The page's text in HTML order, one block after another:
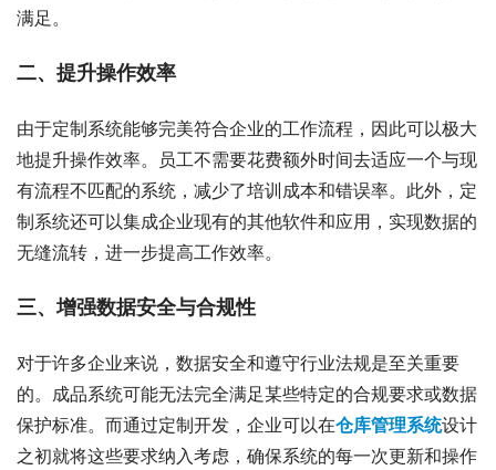
满足。
二、提升操作效率
由于定制系统能够完美符合企业的工作流程，因此可以极大
地提升操作效率。员工不需要花费额外时间去适应一个与现
有流程不匹配的系统，减少了培训成本和错误率。此外，定
制系统还可以集成企业现有的其他软件和应用，实现数据的
无缝流转，进一步提高工作效率。
三、增强数据安全与合规性
对于许多企业来说，数据安全和遵守行业法规是至关重要
的。成品系统可能无法完全满足某些特定的合规要求或数据
保护标准。而通过定制开发，企业可以在仓库管理系统设计
之初就将这些要求纳入考虑，确保系统的每一次更新和操作